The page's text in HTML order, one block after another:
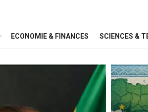
ECONOMIE & FINANCES SCIENCES &